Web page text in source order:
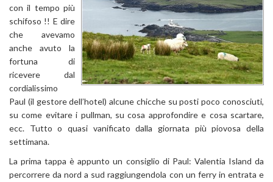
con il tempo più
schifoso !! E dire
che avevamo
anche avuto la
fortuna di
ricevere dal
cordialissimo
Paul (il gestore dell’hotel) alcune chicche su posti poco conosciuti,
su come evitare i pullman, su cosa approfondire e cosa scartare,
ecc. Tutto o quasi vanificato dalla giornata più piovosa della
settimana.
La prima tappa è appunto un consiglio di Paul: Valentia Island da
percorrere da nord a sud raggiungendola con un ferry in entrata e